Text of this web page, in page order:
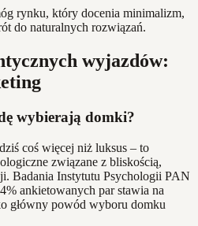
rynku, który docenia minimalizm,
do naturalnych rozwiązań.
wyjazdów:
wybierają domki?
coś więcej niż luksus – to
związane z bliskością,
Badania Instytutu Psychologii PAN
ankietowanych par stawia na
główny powód wyboru domku